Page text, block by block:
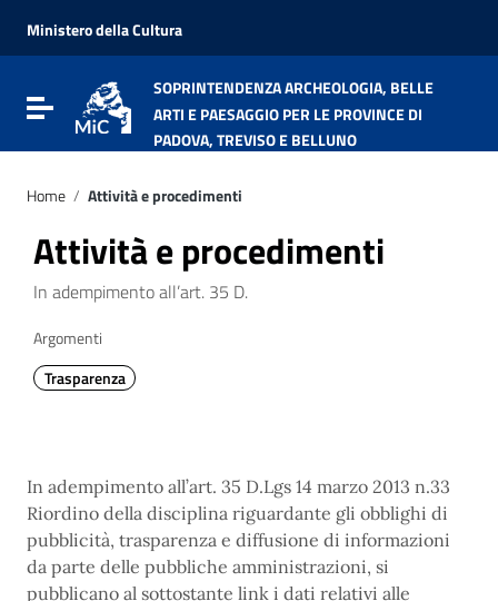
Vai al menu di navigazione
Vai al footer
Ministero della Cultura
Attiva / disattiva la navigazione
SOPRINTENDENZA ARCHEOLOGIA, BELLE
ARTI E PAESAGGIO PER LE PROVINCE DI
PADOVA, TREVISO E BELLUNO
Home / Attività e procedimenti
Attività e procedimenti
In adempimento all’art. 35 D.
Argomenti
Trasparenza
In adempimento all’art. 35 D.Lgs 14 marzo 2013 n.33
Riordino della disciplina riguardante gli obblighi di
pubblicità, trasparenza e diffusione di informazioni
da parte delle pubbliche amministrazioni, si
pubblicano al sottostante link i dati relativi alle